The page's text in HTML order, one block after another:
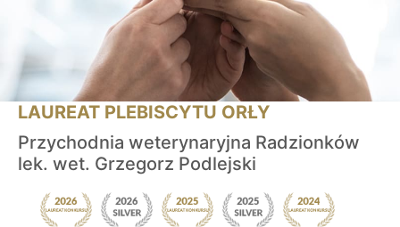
LAUREAT PLEBISCYTU ORŁY
Przychodnia weterynaryjna Radzionków
lek. wet. Grzegorz Podlejski